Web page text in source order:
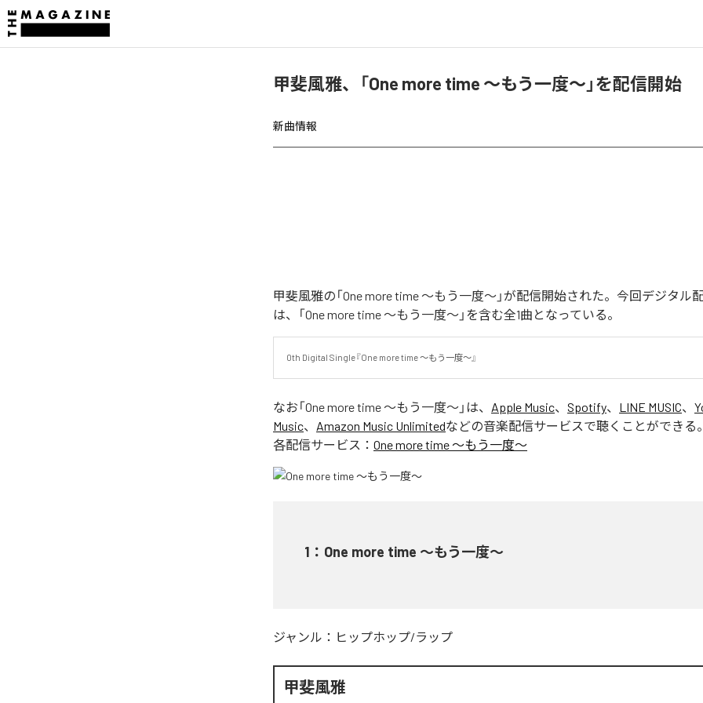
甲斐風雅、「One more time 〜もう一度〜」を配信開始
新曲情報
甲斐風雅の「One more time 〜もう一度〜」が配信開始された。今回デジタル
は、「One more time 〜もう一度〜」を含む全1曲となっている。
0th Digital Single『One more time 〜もう一度〜』
なお「One more time 〜もう一度〜 」は、 Apple Music、 Spotify、 LINE MUSIC、
Music、 Amazon Music Unlimitedなどの音楽配信サービスで聴くことができる。
各配信サービス： One more time 〜もう一度〜
1 ： One more time 〜もう一度〜
ジャンル： ヒップホップ/ラップ
甲斐風雅